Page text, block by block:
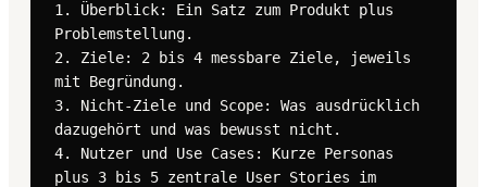
1. Überblick: Ein Satz zum Produkt plus
Problemstellung.
2. Ziele: 2 bis 4 messbare Ziele, jeweils
mit Begründung.
3. Nicht-Ziele und Scope: Was ausdrücklich
dazugehört und was bewusst nicht.
4. Nutzer und Use Cases: Kurze Personas
plus 3 bis 5 zentrale User Stories im